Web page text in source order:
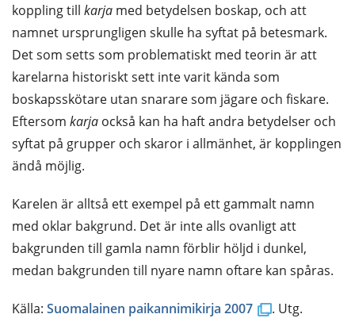
koppling till karja med betydelsen boskap, och att
namnet ursprungligen skulle ha syftat på betesmark.
Det som setts som problematiskt med teorin är att
karelarna historiskt sett inte varit kända som
boskapsskötare utan snarare som jägare och fiskare.
Eftersom karja också kan ha haft andra betydelser och
syftat på grupper och skaror i allmänhet, är kopplingen
ändå möjlig.
Karelen är alltså ett exempel på ett gammalt namn
med oklar bakgrund. Det är inte alls ovanligt att
bakgrunden till gamla namn förblir höljd i dunkel,
medan bakgrunden till nyare namn oftare kan spåras.
Källa: Suomalainen paikannimikirja 2007(öppnas
. Utg.